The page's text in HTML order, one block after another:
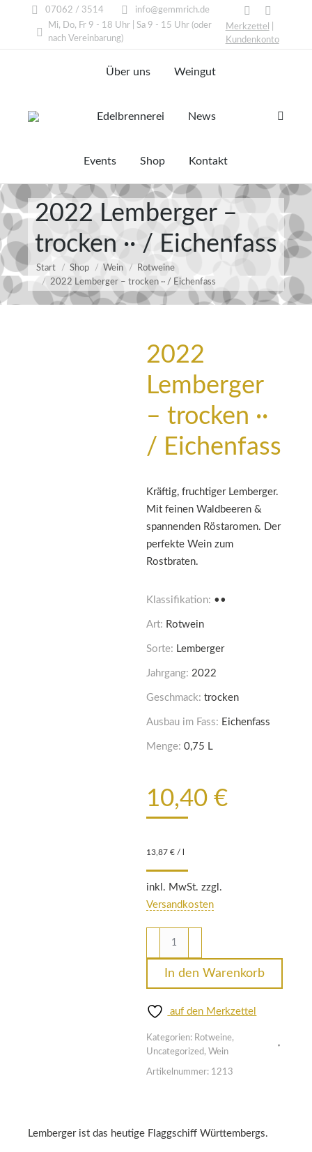
07062 / 3514
info@gemmrich.de
Mi, Do, Fr 9 - 18 Uhr | Sa 9 - 15 Uhr (oder
nach Vereinbarung)
page
window
page
window
Merkzettel
Kundenkonto
Über uns Weingut
Edelbrennerei News
Events Shop Kontakt
Search:
2022 Lemberger –
trocken ·· / Eichenfass
Start Shop Wein
Rotweine
2022 Lemberger – trocken ·· / Eichenfass
2022
Lemberger
– trocken ··
/ Eichenfass
Kräftig, fruchtiger Lemberger.
Mit feinen Waldbeeren &
spannenden Röstaromen. Der
perfekte Wein zum
Rostbraten.
Klassifikation: ••
Art: Rotwein
Sorte: Lemberger
Jahrgang:2022
Geschmack:trocken
Ausbau im Fass: Eichenfass
Menge:0,75 L
10,40€
13,87€ /
inkl. MwSt. zzgl.
Versandkosten
trocken
··
Eichenfass
Menge
In den Warenkorb
auf den Merkzettel
Kategorien: Rotweine,
Uncategorized,Wein
Artikelnummer: 1213
Lemberger ist das heutige Flaggschiff Württembergs.